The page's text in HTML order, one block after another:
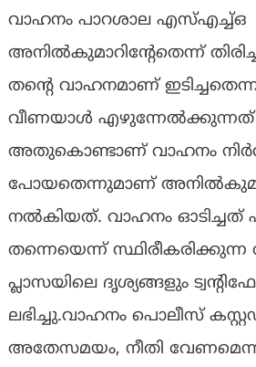
വാഹനം പാറശാല എസ്എച്ച്ഒ
അനില്‍കുമാറിന്റേതെന്ന്
തന്റെ വാഹനമാണ്
വീണയാള്‍ എഴുന്നേല്‍ക്കുന്നത്
അതുകൊണ്ടാണ് വാഹനം
പോയതെന്നുമാണ്
നല്‍കിയത്. വാഹനം
തന്നെയെന്ന് സ്ഥിരീകരിക്കുന്ന
പ്ലാസയിലെ ദൃശ്യങ്ങളും
ലഭിച്ചു.വാഹനം പൊലീസ്
അതേസമയം, നീതി വേണമെന്ന്